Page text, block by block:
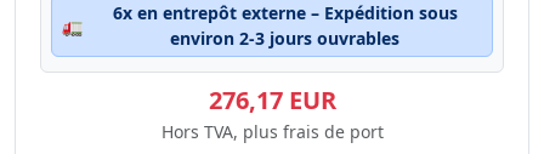
🚛
6x en entrepôt externe – Expédition sous
environ 2-3 jours ouvrables
276,17 EUR
Hors TVA, plus frais de port